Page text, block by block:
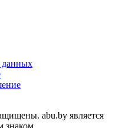
данных
abu.by является